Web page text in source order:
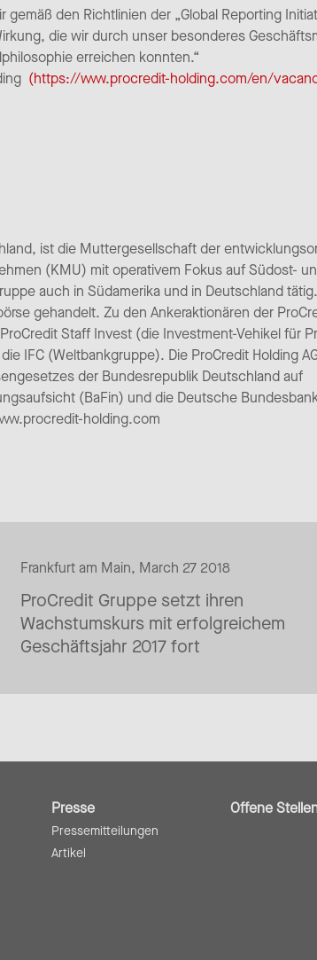
den Richtlinien der „Global Reporting
die wir durch unser besonderes
erreichen konnten.“
(https://www.procredit-holding.com/en/
ist die Muttergesellschaft der
(KMU) mit operativem Fokus auf Südost-
auch in Südamerika und in Deutschland
gehandelt. Zu den Ankeraktionären der
Staff Invest (die Investment-Vehikel für
IFC (Weltbankgruppe). Die ProCredit Holding
der Bundesrepublik Deutschland auf
(BaFin) und die Deutsche
holding.com
Frankfurt am Main, March 27 2018
ProCredit Gruppe setzt ihren
Wachstumskurs mit erfolgreichem
Geschäftsjahr 2017 fort
Presse
Pressemitteilungen
Artikel
Offene